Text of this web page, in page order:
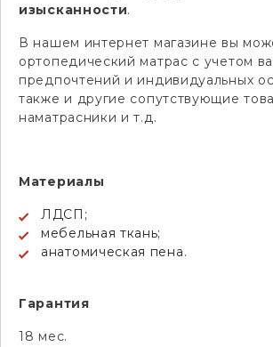
изысканности.
В нашем интернет магазине вы
ортопедический матрас с учетом
предпочтений и индивидуальных
также и другие сопутствующие
наматрасники и т.д.
Материалы
ЛДСП;
мебельная ткань;
анатомическая пена.
Гарантия
18 мес.